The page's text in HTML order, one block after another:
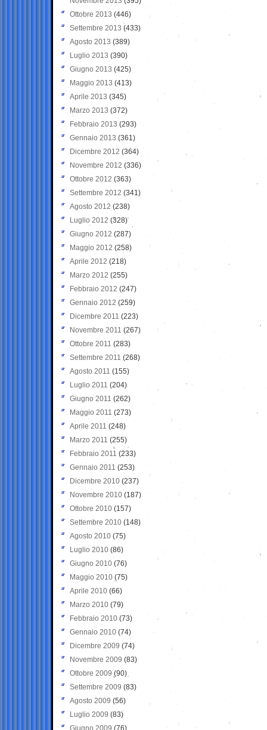
Ottobre 2013 (446)
Settembre 2013 (433)
Agosto 2013 (389)
Luglio 2013 (390)
Giugno 2013 (425)
Maggio 2013 (413)
Aprile 2013 (345)
Marzo 2013 (372)
Febbraio 2013 (293)
Gennaio 2013 (361)
Dicembre 2012 (364)
Novembre 2012 (336)
Ottobre 2012 (363)
Settembre 2012 (341)
Agosto 2012 (238)
Luglio 2012 (328)
Giugno 2012 (287)
Maggio 2012 (258)
Aprile 2012 (218)
Marzo 2012 (255)
Febbraio 2012 (247)
Gennaio 2012 (259)
Dicembre 2011 (223)
Novembre 2011 (267)
Ottobre 2011 (283)
Settembre 2011 (268)
Agosto 2011 (155)
Luglio 2011 (204)
Giugno 2011 (262)
Maggio 2011 (273)
Aprile 2011 (248)
Marzo 2011 (255)
Febbraio 2011 (233)
Gennaio 2011 (253)
Dicembre 2010 (237)
Novembre 2010 (187)
Ottobre 2010 (157)
Settembre 2010 (148)
Agosto 2010 (75)
Luglio 2010 (86)
Giugno 2010 (76)
Maggio 2010 (75)
Aprile 2010 (66)
Marzo 2010 (79)
Febbraio 2010 (73)
Gennaio 2010 (74)
Dicembre 2009 (74)
Novembre 2009 (83)
Ottobre 2009 (90)
Settembre 2009 (83)
Agosto 2009 (56)
Luglio 2009 (83)
Giugno 2009 (76)